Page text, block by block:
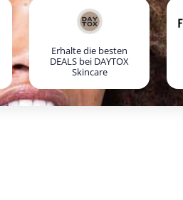
Erhalte die besten
DEALS bei DAYTOX
Skincare